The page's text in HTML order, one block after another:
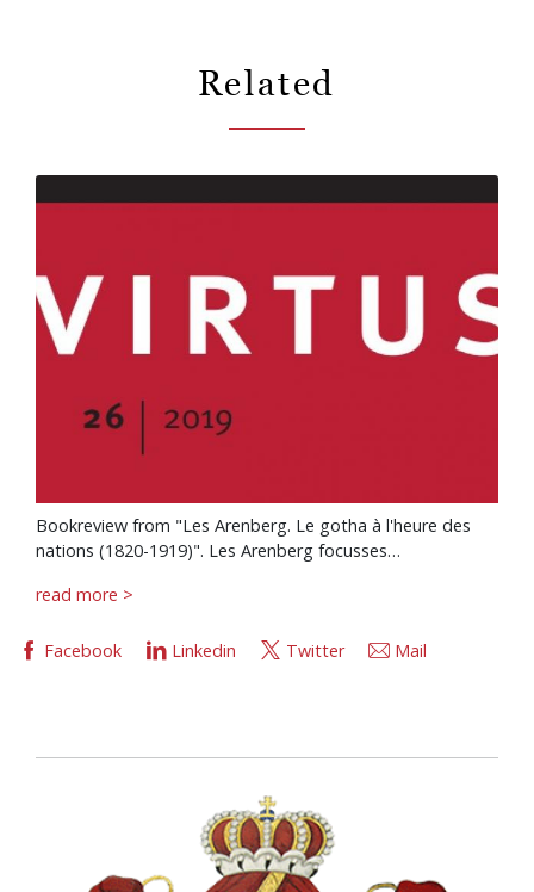
Related
Bookreview from "Les Arenberg. Le gotha à l'heure des
nations (1820-1919)". Les Arenberg focusses…
read more >
Facebook Linkedin Twitter Mail